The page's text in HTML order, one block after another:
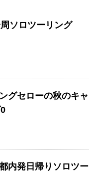
周ソロツーリング
グセローの秋のキャ
内発日帰りソロツー